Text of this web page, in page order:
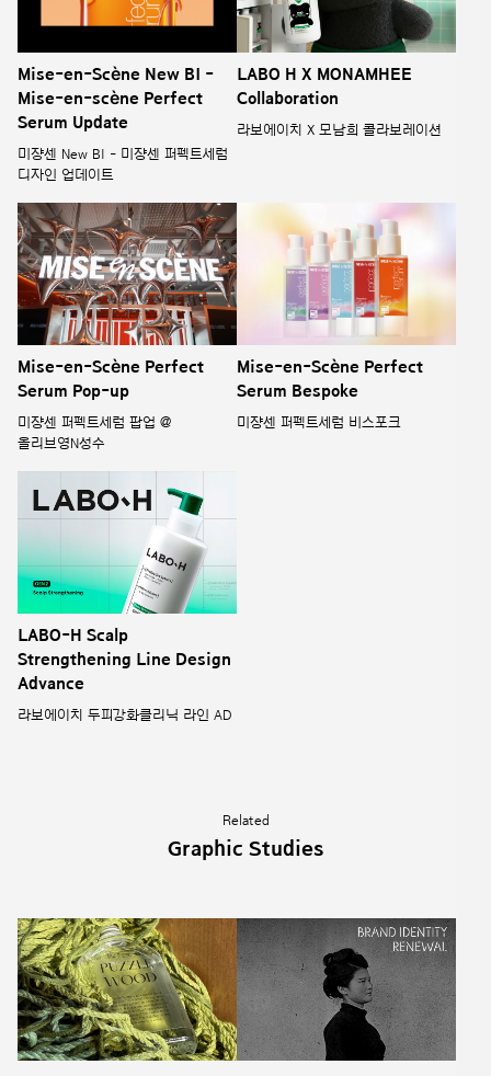
Mise-en-Scène New BI -
Mise-en-scène Perfect
Serum Update
미쟝센 New BI - 미쟝센 퍼펙트세럼
디자인 업데이트
LABO H X MONAMHEE
Collaboration
라보에이치 X 모남희 콜라보레이션
Mise-en-Scène Perfect
Serum Pop-up
미쟝센 퍼펙트세럼 팝업 @
올리브영N성수
Mise-en-Scène Perfect
Serum Bespoke
미쟝센 퍼펙트세럼 비스포크
LABO-H Scalp
Strengthening Line Design
Advance
라보에이치 두피강화클리닉 라인 AD
Related
Graphic Studies